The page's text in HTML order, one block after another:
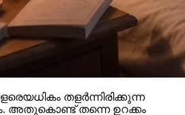
തളർന്നിരിക്കുന്ന
അതുകൊണ്ട് തന്നെ ഉറക്കം